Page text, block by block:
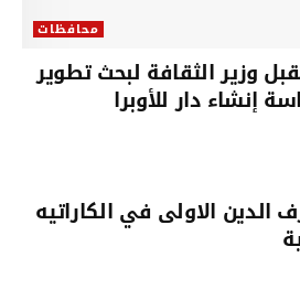
محافظات
وزير الثقافة لبحث تطوير
إنشاء دار للأوبرا
الاولى في الكاراتيه